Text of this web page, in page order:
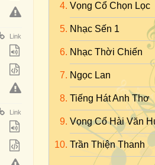
Link
Link
Vọng Cổ Chọn Lọc
Nhạc Sến 1
Nhạc Thời Chiến
Ngọc Lan
Tiếng Hát Anh Thơ
Vọng Cổ Hài Văn
Trần Thiện Thanh